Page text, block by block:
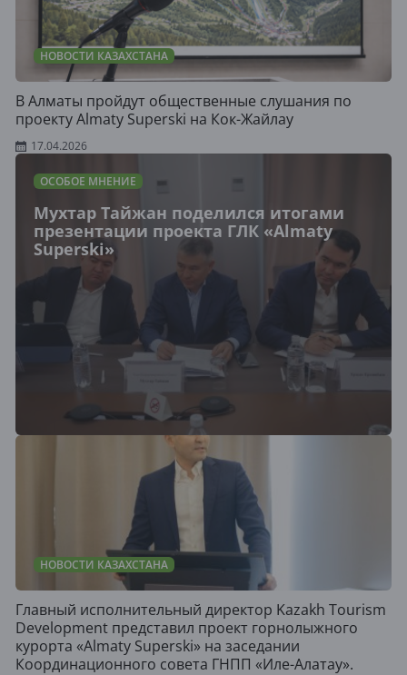
НОВОСТИ КАЗАХСТАНА
В Алматы пройдут общественные слушания по
проекту Almaty Superski на Кок-Жайлау
17.04.2026
ОСОБОЕ МНЕНИЕ
Мухтар Тайжан поделился итогами
презентации проекта ГЛК «Almaty
Superski»
НОВОСТИ КАЗАХСТАНА
Главный исполнительный директор Kazakh Tourism
Development представил проект горнолыжного
курорта «Almaty Superski» на заседании
Координационного совета ГНПП «Иле-Алатау».